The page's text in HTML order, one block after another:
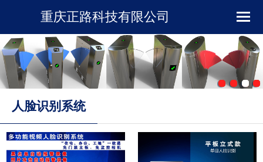
企业简介
产品展示
重庆正路科技有限公司
人脸识别系统